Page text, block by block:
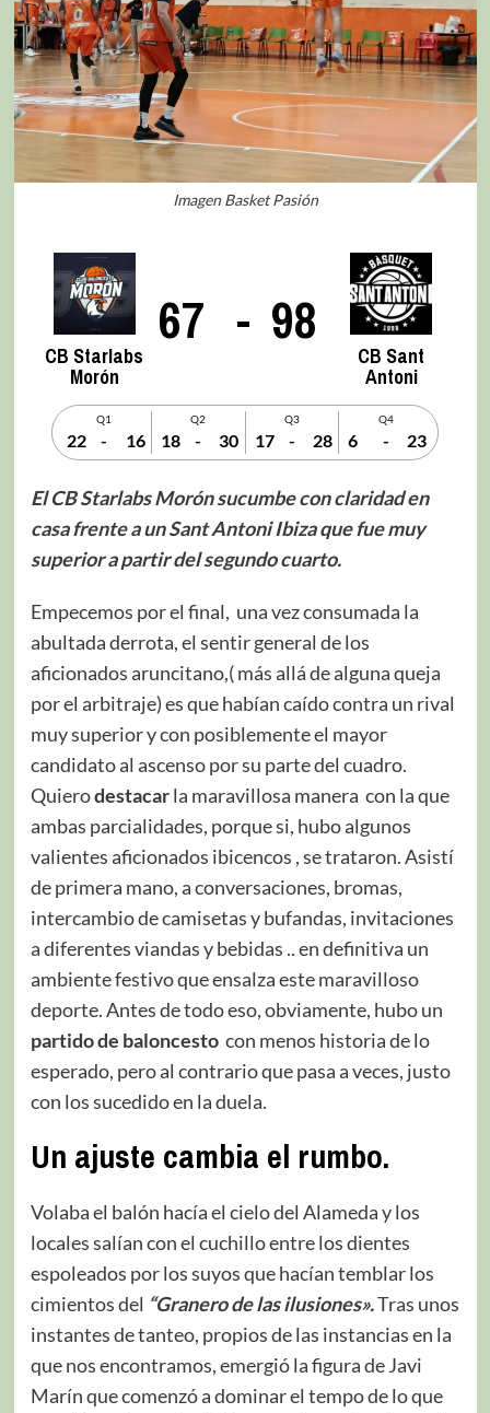
Imagen Basket Pasión
CB Starlabs
Morón
67 - 98
CB Sant
Antoni
Q1
22 - 16
Q2
18 - 30
Q3
17 - 28
Q4
6 - 23
El CB Starlabs Morón sucumbe con claridad en
casa frente a un Sant Antoni Ibiza que fue muy
superior a partir del segundo cuarto.
Empecemos por el final, una vez consumada la
abultada derrota, el sentir general de los
aficionados aruncitano,( más allá de alguna queja
por el arbitraje) es que habían caído contra un rival
muy superior y con posiblemente el mayor
candidato al ascenso por su parte del cuadro.
Quierodestacarla maravillosa manera con la que
ambas parcialidades, porque si, hubo algunos
valientes aficionados ibicencos , se trataron. Asistí
de primera mano, a conversaciones, bromas,
intercambio de camisetas y bufandas, invitaciones
a diferentes viandas y bebidas .. en definitiva un
ambiente festivo que ensalza este maravilloso
deporte. Antes de todo eso, obviamente, hubo un
partido de baloncesto con menos historia de lo
esperado, pero al contrario que pasa a veces, justo
con los sucedido en la duela.
Un ajuste cambia el rumbo.
Volaba el balón hacía el cielo del Alameda y los
locales salían con el cuchillo entre los dientes
espoleados por los suyos que hacían temblar los
cimientos del “Granero de las ilusiones».Tras unos
instantes de tanteo, propios de las instancias en la
que nos encontramos, emergió la figura de Javi
Marín que comenzó a dominar el tempo de lo que